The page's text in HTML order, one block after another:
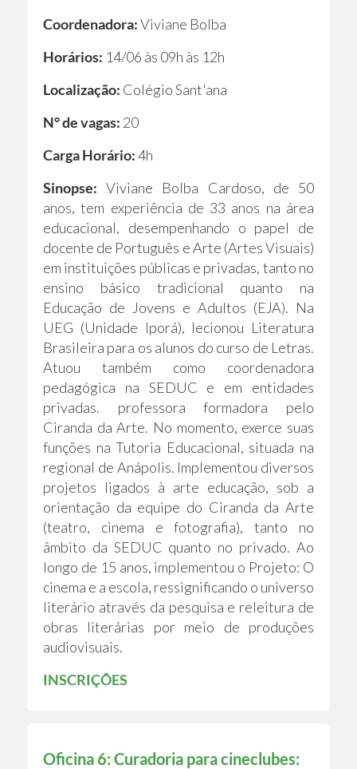
Coordenadora:Viviane Bolba
Horários: 14/06 às 09h às 12h
Localização: Colégio Sant'ana
N° de vagas: 20
Carga Horário:4h
Sinopse: Viviane Bolba Cardoso, de 50
anos, tem experiência de 33 anos na área
educacional, desempenhando o papel de
docente de Português e Arte (Artes Visuais)
em instituições públicas e privadas, tanto no
ensino básico tradicional quanto na
Educação de Jovens e Adultos (EJA). Na
UEG (Unidade Iporá), lecionou Literatura
Brasileira para os alunos do curso de Letras.
Atuou também como coordenadora
pedagógica na SEDUC e em entidades
privadas. professora formadora pelo
Ciranda da Arte. No momento, exerce suas
funções na Tutoria Educacional, situada na
regional de Anápolis. Implementou diversos
projetos ligados à arte educação, sob a
orientação da equipe do Ciranda da Arte
(teatro, cinema e fotografia), tanto no
âmbito da SEDUC quanto no privado. Ao
longo de 15 anos, implementou o Projeto: O
cinema e a escola, ressignificando o universo
literário através da pesquisa e releitura de
obras literárias por meio de produções
audiovisuais.
INSCRIÇÕES
Oficina 6: Curadoria para cineclubes: